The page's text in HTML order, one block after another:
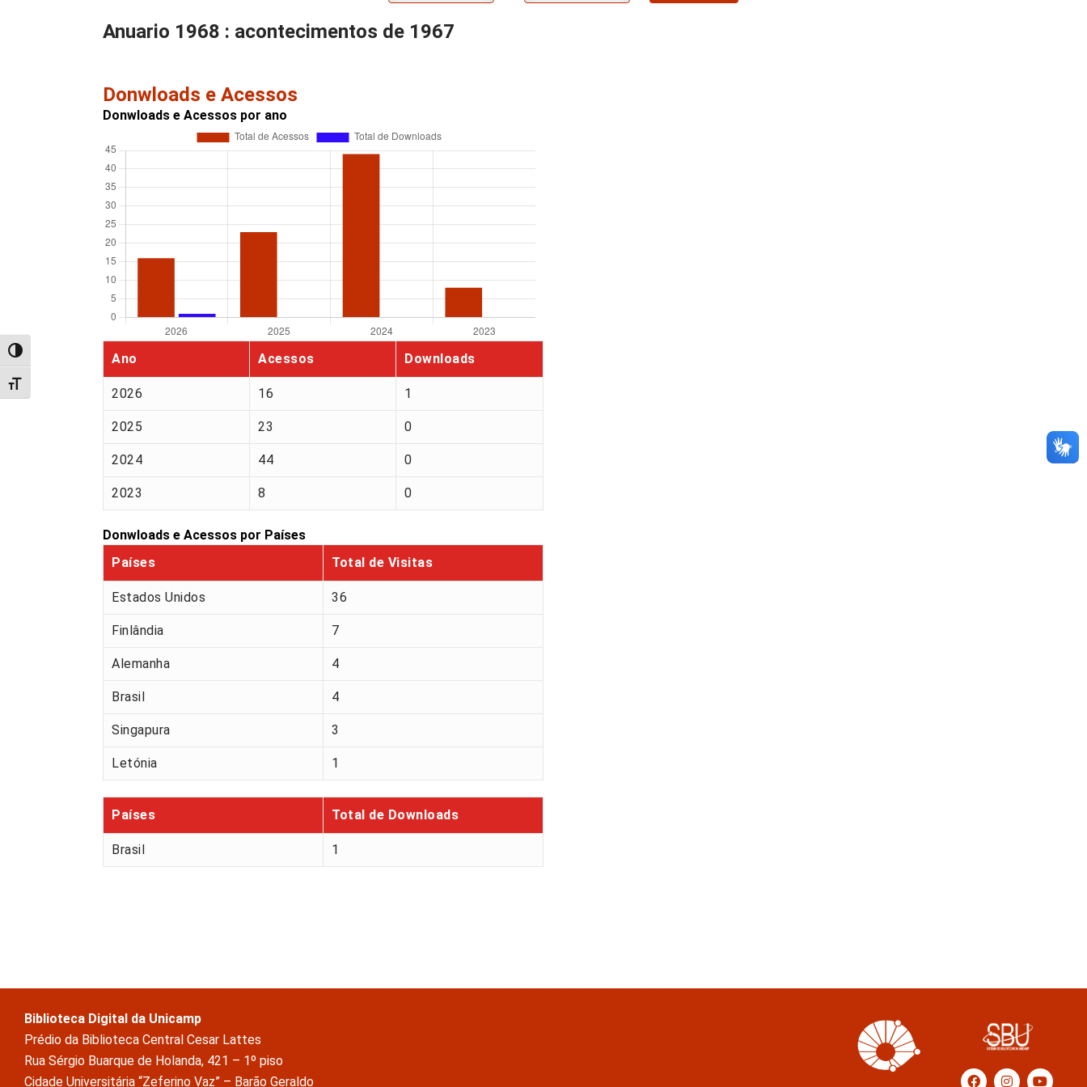
Alternar alto contraste
Alternar tamanho da fonte
Anuario 1968 : acontecimentos de 1967
Donwloads e Acessos
Donwloads e Acessos por ano
Ano Acessos Downloads
2026 16 1
2025 23 0
2024 44 0
2023 8 0
Donwloads e Acessos por Países
Países
Total de Visitas
Estados Unidos 36
Finlândia 7
Alemanha 4
Brasil 4
Singapura 3
Letónia 1
Países Total de Downloads
Brasil 1
Biblioteca Digital da Unicamp
Prédio da Biblioteca Central Cesar Lattes
Rua Sérgio Buarque de Holanda, 421 – 1º piso
Cidade Universitária “Zeferino Vaz” – Barão Geraldo